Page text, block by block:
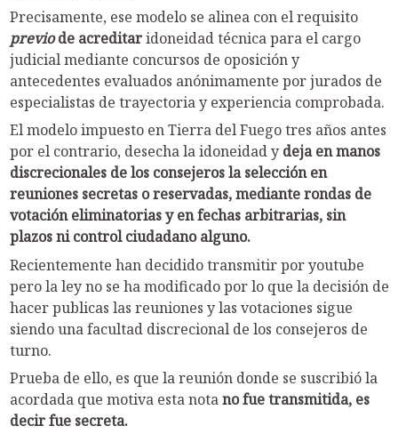
Precisamente, ese modelo se alinea con el requisito
previode acreditar idoneidad técnica para el cargo
judicial mediante concursos de oposición y
antecedentes evaluados anónimamente por jurados de
especialistas de trayectoria y experiencia comprobada.
El modelo impuesto en Tierra del Fuego tres años antes
por el contrario, desecha la idoneidad y deja en manos
discrecionales de los consejeros la selección en
reuniones secretas o reservadas, mediante rondas de
votación eliminatorias y en fechas arbitrarias, sin
plazos ni control ciudadano alguno.
Recientemente han decidido transmitir por youtube
pero la ley no se ha modificado por lo que la decisión de
hacer publicas las reuniones y las votaciones sigue
siendo una facultad discrecional de los consejeros de
turno.
Prueba de ello, es que la reunión donde se suscribió la
acordada que motiva esta notano fue transmitida, es
decir fue secreta.